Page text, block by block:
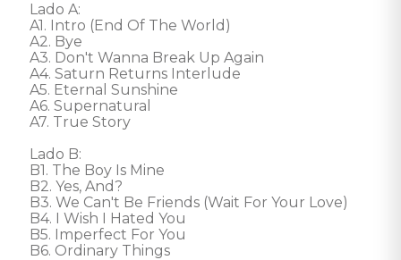
Lado A:
A1. Intro (End Of The World)
A2. Bye
A3. Don't Wanna Break Up Again
A4. Saturn Returns Interlude
A5. Eternal Sunshine
A6. Supernatural
A7. True Story
Lado B:
B1. The Boy Is Mine
B2. Yes, And?
B3. We Can't Be Friends (Wait For Your Love)
B4. I Wish I Hated You
B5. Imperfect For You
B6. Ordinary Things